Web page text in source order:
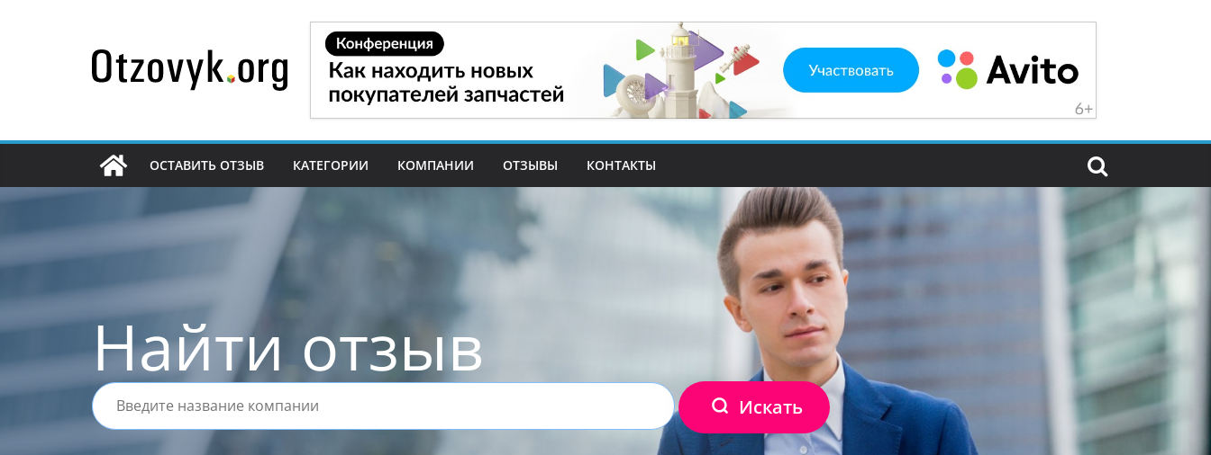
содержимому
ОСТАВИТЬ ОТЗЫВ КАТЕГОРИИ КОМПАНИИ ОТЗЫВЫ КОНТАКТЫ
Найти отзыв
Искать